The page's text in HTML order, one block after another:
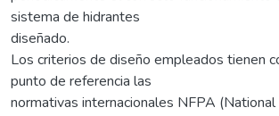
sistema de hidrantes
diseñado.
Los criterios de diseño empleados tienen
punto de referencia las
normativas internacionales NFPA